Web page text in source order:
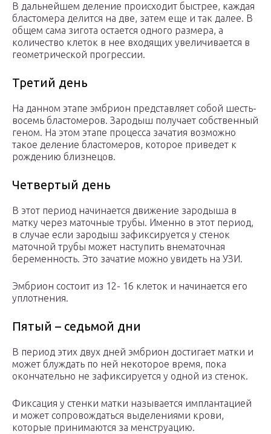
В дальнейшем деление происходит быстрее, каждая
бластомера делится на две, затем еще и так далее. В
общем сама зигота остается одного размера, а
количество клеток в нее входящих увеличивается в
геометрической прогрессии.
Третий день
На данном этапе эмбрион представляет собой шесть-
восемь бластомеров. Зародыш получает собственный
геном. На этом этапе процесса зачатия возможно
такое деление бластомеров, которое приведет к
рождению близнецов.
Четвертый день
В этот период начинается движение зародыша в
матку через маточные трубы. Именно в этот период,
в случае если зародыш зафиксируется у стенок
маточной трубы может наступить внематочная
беременность. Это зачатие можно увидеть на УЗИ.
Эмбрион состоит из 12- 16 клеток и начинается его
уплотнения.
Пятый – седьмой дни
В период этих двух дней эмбрион достигает матки и
может блуждать по ней некоторое время, пока
окончательно не зафиксируется у одной из стенок.
Фиксация у стенки матки называется имплантацией
и может сопровождаться выделениями крови,
которые принимаются за менструацию.